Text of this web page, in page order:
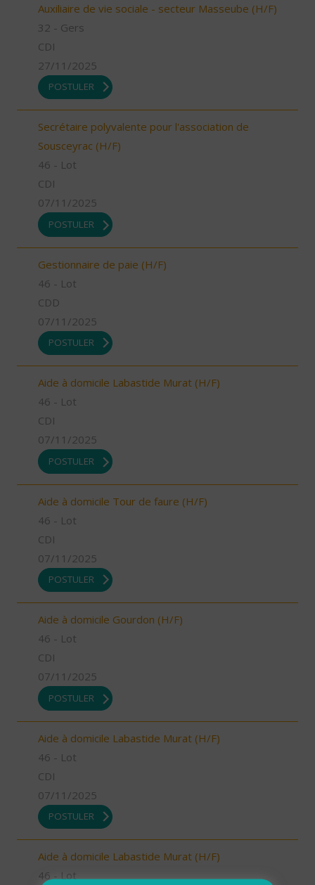
Auxiliaire de vie sociale - secteur Masseube (H/F)
32 - Gers
CDI
27/11/2025
POSTULER
Secrétaire polyvalente pour l'association de
Sousceyrac (H/F)
46 - Lot
CDI
07/11/2025
POSTULER
Gestionnaire de paie (H/F)
46 - Lot
CDD
07/11/2025
POSTULER
Aide à domicile Labastide Murat (H/F)
46 - Lot
CDI
07/11/2025
POSTULER
Aide à domicile Tour de faure (H/F)
46 - Lot
CDI
07/11/2025
POSTULER
Aide à domicile Gourdon (H/F)
46 - Lot
CDI
07/11/2025
POSTULER
Aide à domicile Labastide Murat (H/F)
46 - Lot
CDI
07/11/2025
POSTULER
Aide à domicile Labastide Murat (H/F)
46 - Lot